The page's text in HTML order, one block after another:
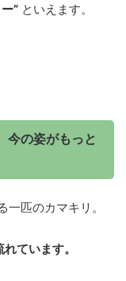
” といえます。
今の姿がもっと
匹のカマキリ。
ています。